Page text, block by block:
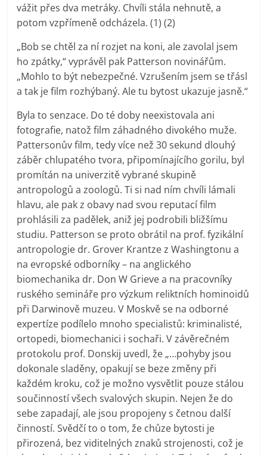
vážit přes dva metráky. Chvíli stála nehnutě, a
potom vzpřímeně odcházela. (1) (2)
„Bob se chtěl za ní rozjet na koni, ale zavolal jsem
ho zpátky,“ vyprávěl pak Patterson novinářům.
„Mohlo to být nebezpečné. Vzrušením jsem se třásl
a tak je film rozhýbaný. Ale tu bytost ukazuje jasně.“
Byla to senzace. Do té doby neexistovala ani
fotografie, natož film záhadného divokého muže.
Pattersonův film, tedy více než 30 sekund dlouhý
záběr chlupatého tvora, připomínajícího gorilu, byl
promítán na univerzitě vybrané skupině
antropologů a zoologů. Ti si nad ním chvíli lámali
hlavu, ale pak z obavy nad svou reputací film
prohlásili za padělek, aniž jej podrobili bližšímu
studiu. Patterson se proto obrátil na prof. fyzikální
antropologie dr. Grover Krantze z Washingtonu a
na evropské odborníky – na anglického
biomechanika dr. Don W Grieve a na pracovníky
ruského semináře pro výzkum reliktních hominoidů
při Darwinově muzeu. V Moskvě se na odborné
expertíze podílelo mnoho specialistů: kriminalisté,
ortopedi, biomechanici i sochaři. V závěrečném
protokolu prof. Donskij uvedl, že „…pohyby jsou
dokonale sladěny, opakují se beze změny při
každém kroku, což je možno vysvětlit pouze stálou
součinností všech svalových skupin. Nejen že do
sebe zapadají, ale jsou propojeny s četnou další
činností. Svědčí to o tom, že chůze bytosti je
přirozená, bez viditelných znaků strojenosti, což je